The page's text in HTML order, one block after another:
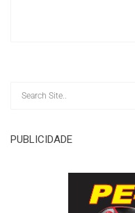
PUBLICIDADE